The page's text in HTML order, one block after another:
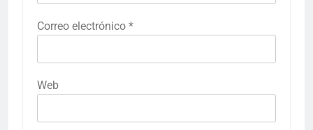
Correo electrónico *
Web